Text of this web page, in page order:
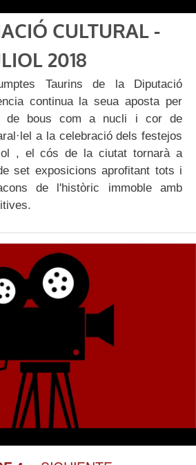
CULTURAL -
2018
Taurins de la Diputació
continua la seua aposta per
de bous com a nucli i cor de
a la celebració dels festejos
, el cós de la ciutat tornarà a
set exposicions aprofitant tots i
de l'històric immoble amb